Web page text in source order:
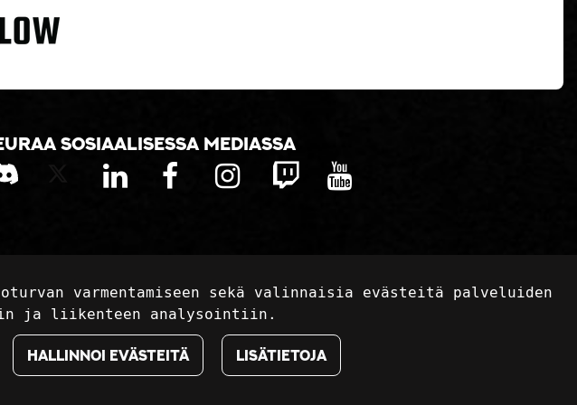
varmentamiseen sekä valinnaisia evästeitä palveluiden
ja liikenteen analysointiin.
Hallinnoi evästeitä Lisätietoja
sosiaalisessa mediassa